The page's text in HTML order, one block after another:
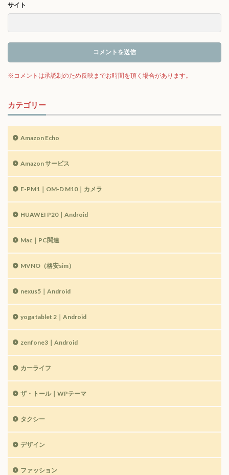
サイト
カテゴリー
Amazon Echo
Amazon サービス
E-PM1｜OM-D M10｜カメラ
HUAWEI P20｜Android
Mac｜PC関連
MVNO（格安sim）
nexus5｜Android
yoga tablet 2｜Android
zenfone3｜Android
カーライフ
ザ・トール｜WPテーマ
タクシー
デザイン
ファッション